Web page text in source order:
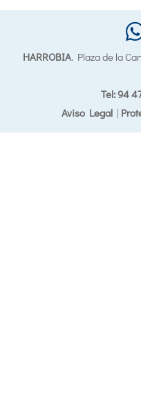
HARROBIA. Plaza de la
Tel: 94
Aviso Legal|